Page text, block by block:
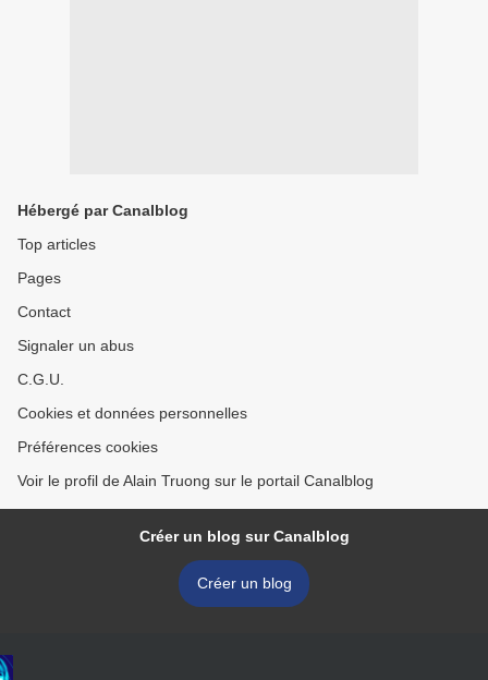
Hébergé par Canalblog
Top articles
Pages
Contact
Signaler un abus
C.G.U.
Cookies et données personnelles
Préférences cookies
Voir le profil de Alain Truong sur le portail Canalblog
Créer un blog sur Canalblog
Créer un blog